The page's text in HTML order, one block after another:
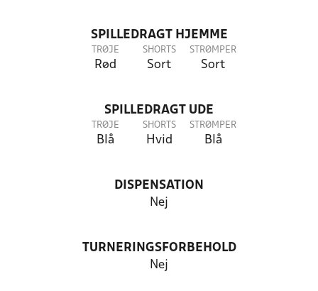
SPILLEDRAGT HJEMME
TRØJE
Rød
SHORTS
Sort
STRØMPER
Sort
SPILLEDRAGT UDE
TRØJE
Blå
SHORTS
Hvid
STRØMPER
Blå
DISPENSATION
Nej
TURNERINGSFORBEHOLD
Nej